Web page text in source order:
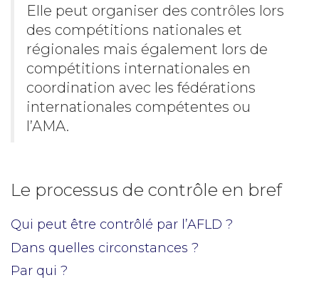
Elle peut organiser des contrôles lors
des compétitions nationales et
régionales mais également lors de
compétitions internationales en
coordination avec les fédérations
internationales compétentes ou
l’AMA.
Le processus de contrôle en bref
Qui peut être contrôlé par l’AFLD ?
Dans quelles circonstances ?
Par qui ?